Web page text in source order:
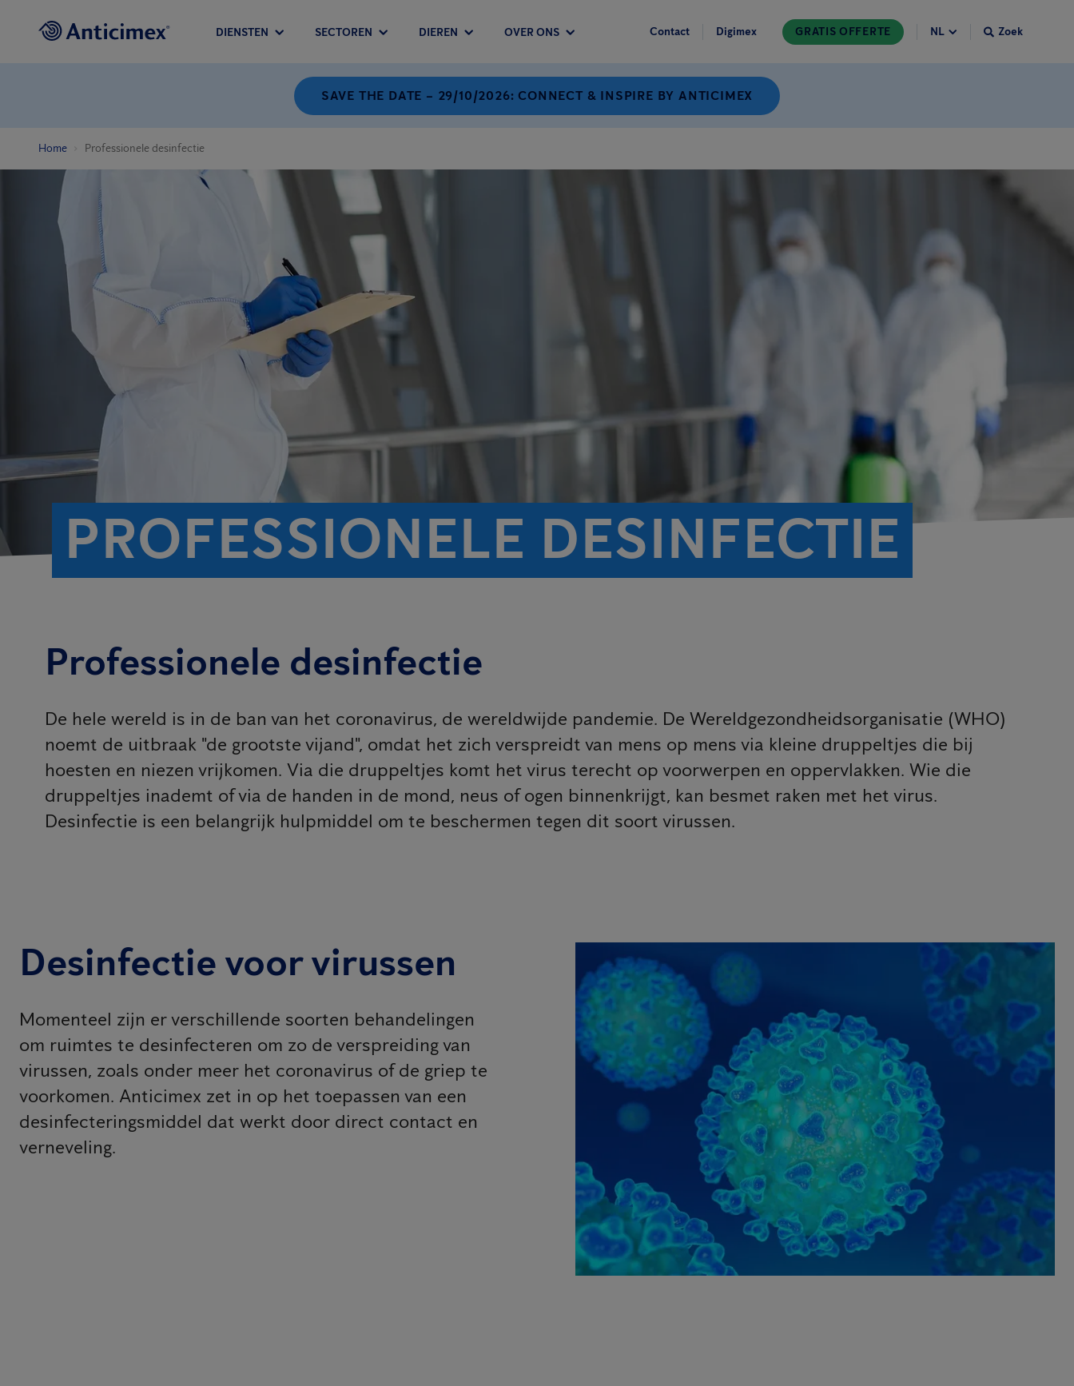
DIENSTEN SECTOREN DIEREN OVER ONS Contact Digimex GRATIS OFFERTE Zoek
SAVE THE DATE – 29/10/2026: CONNECT & INSPIRE BY ANTICIMEX
Home Professionele desinfectie
PROFESSIONELE DESINFECTIE
Professionele desinfectie
De hele wereld is in de ban van het coronavirus, de wereldwijde pandemie. De Wereldgezondheidsorganisatie (WHO)
noemt de uitbraak "de grootste vijand", omdat het zich verspreidt van mens op mens via kleine druppeltjes die bij
hoesten en niezen vrijkomen. Via die druppeltjes komt het virus terecht op voorwerpen en oppervlakken. Wie die
druppeltjes inademt of via de handen in de mond, neus of ogen binnenkrijgt, kan besmet raken met het virus.
Desinfectie is een belangrijk hulpmiddel om te beschermen tegen dit soort virussen.
Desinfectie voor virussen
Momenteel zijn er verschillende soorten behandelingen
om ruimtes te desinfecteren om zo de verspreiding van
virussen, zoals onder meer het coronavirus of de griep te
voorkomen. Anticimex zet in op het toepassen van een
desinfecteringsmiddel dat werkt door direct contact en
verneveling.